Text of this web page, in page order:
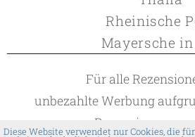
Rheinische
Mayersche in
Für alle
unbezahlte Werbung
Diese Website verwendet nur Cookies, die